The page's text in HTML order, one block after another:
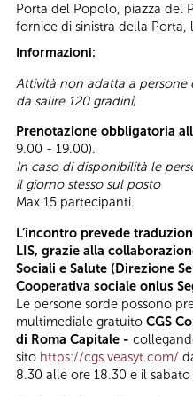
Porta del Popolo, piazza del
fornice di sinistra della Porta,
Informazioni:
Attività non adatta a
da salire 120 gradini)
Prenotazione obbligatoria
9.00 - 19.00).
In caso di disponibilità le
il giorno stesso sul posto
Max 15 partecipanti.
L’incontro prevede
LIS, grazie alla
Sociali e Salute (Direzione
Cooperativa sociale onlus
Le persone sorde possono
multimediale gratuito CGS
di Roma Capitale -
sito https://cgs.veasyt.com/
8.30 alle ore 18.30 e il